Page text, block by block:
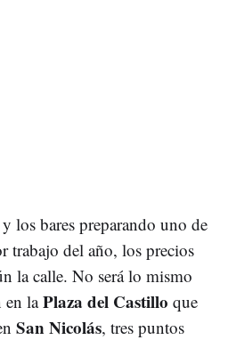
los bares preparando uno de
trabajo del año, los precios
la calle. No será lo mismo
en laPlaza del Castillo que
San Nicolás, tres puntos